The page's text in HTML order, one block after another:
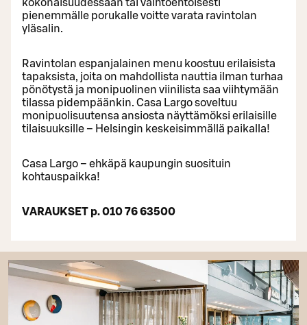
kokonaisuudessaan tai vaihtoehtoisesti
pienemmälle porukalle voitte varata ravintolan
yläsalin.
Ravintolan espanjalainen menu koostuu erilaisista
tapaksista, joita on mahdollista nauttia ilman turhaa
pönötystä ja monipuolinen viinilista saa viihtymään
tilassa pidempäänkin. Casa Largo soveltuu
monipuolisuutensa ansiosta näyttämöksi erilaisille
tilaisuuksille – Helsingin keskeisimmällä paikalla!
Casa Largo – ehkäpä kaupungin suosituin
kohtauspaikka!
VARAUKSET p.010 76 63500